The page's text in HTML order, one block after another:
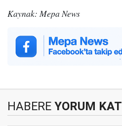
Kaynak: Mepa News
HABERE YORUM KAT